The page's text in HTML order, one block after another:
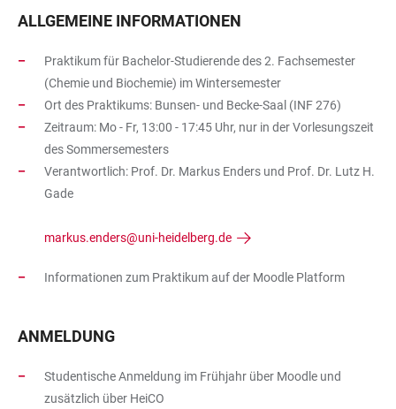
ALLGEMEINE INFORMATIONEN
Praktikum für Bachelor-Studierende des 2. Fachsemester
(Chemie und Biochemie) im Wintersemester
Ort des Praktikums: Bunsen- und Becke-Saal (INF 276)
Zeitraum: Mo - Fr, 13:00 - 17:45 Uhr, nur in der Vorlesungszeit
des Sommersemesters
Verantwortlich: Prof. Dr. Markus Enders und Prof. Dr. Lutz H.
Gade
markus.enders@uni-heidelberg.de
Informationen zum Praktikum auf der Moodle Platform
ANMELDUNG
Studentische Anmeldung im Frühjahr über Moodle und
zusätzlich über HeiCO